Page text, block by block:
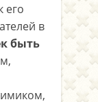
его
в
быть